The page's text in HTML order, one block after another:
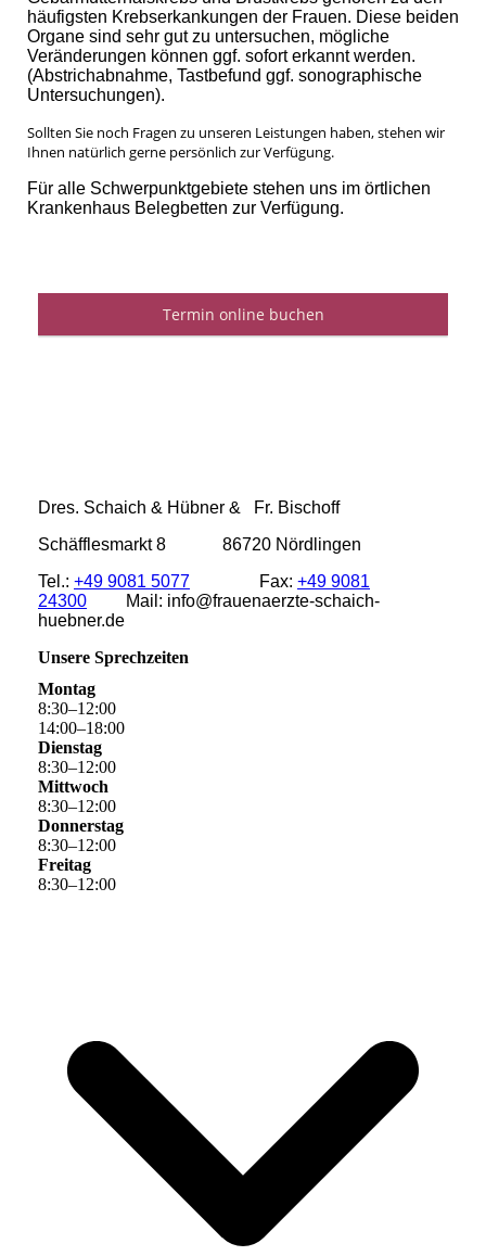
häufigsten Krebserkankungen der Frauen. Diese beiden
Organe sind sehr gut zu untersuchen, mögliche
Veränderungen können ggf. sofort erkannt werden.
(Abstrichabnahme, Tastbefund ggf. sonographische
Untersuchungen).
Sollten Sie noch Fragen zu unseren Leistungen haben, stehen wir
Ihnen natürlich gerne persönlich zur Verfügung.
Für alle Schwerpunktgebiete stehen uns im örtlichen
Krankenhaus Belegbetten zur Verfügung.
Dres. Schaich & Hübner & Fr. Bischoff
Schäfflesmarkt 8 86720 Nördlingen
Tel.: +49 9081 5077 Fax: +49 9081
24300 Mail: info@frauenaerzte-schaich-
huebner.de
Unsere Sprechzeiten
Montag
8:30–12:00
14:00–18:00
Dienstag
8:30–12:00
Mittwoch
8:30–12:00
Donnerstag
8:30–12:00
Freitag
8:30–12:00